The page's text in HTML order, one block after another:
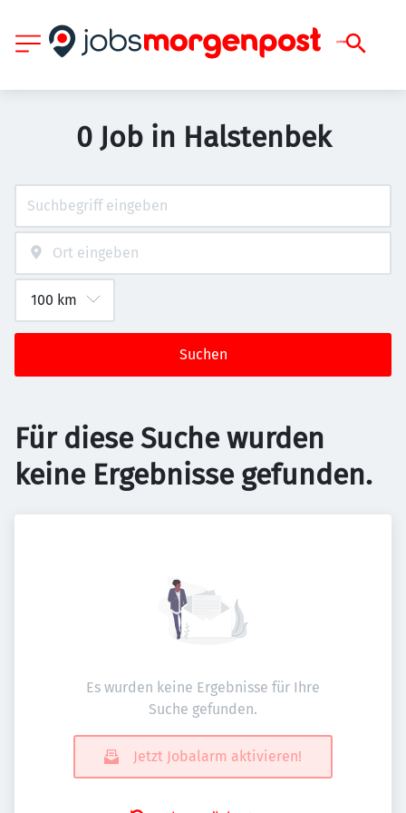
0 Job in Halstenbek
Suchen
Für diese Suche wurden
keine Ergebnisse gefunden.
Es wurden keine Ergebnisse für Ihre
Suche gefunden.
Jetzt Jobalarm aktivieren!